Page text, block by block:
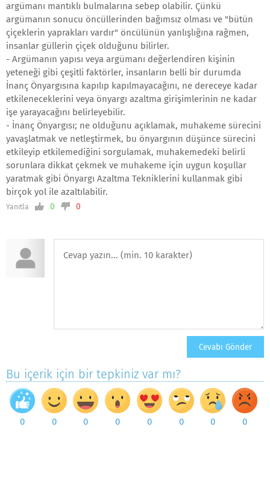
argümanı mantıklı bulmalarına sebep olabilir. Çünkü
argümanın sonucu öncüllerinden bağımsız olması ve "bütün
çiçeklerin yaprakları vardır" öncülünün yanlışlığına rağmen,
insanlar güllerin çiçek olduğunu bilirler.
- Argümanın yapısı veya argümanı değerlendiren kişinin
yeteneği gibi çeşitli faktörler, insanların belli bir durumda
İnanç Önyargısına kapılıp kapılmayacağını, ne dereceye kadar
etkileneceklerini veya önyargı azaltma girişimlerinin ne kadar
işe yarayacağını belirleyebilir.
- İnanç Önyargısı; ne olduğunu açıklamak, muhakeme sürecini
yavaşlatmak ve netleştirmek, bu önyargının düşünce sürecini
etkileyip etkilemediğini sorgulamak, muhakemedeki belirli
sorunlara dikkat çekmek ve muhakeme için uygun koşullar
yaratmak gibi Önyargı Azaltma Tekniklerini kullanmak gibi
birçok yol ile azaltılabilir.
Yanıtla 0 0
Bu içerik için bir tepkiniz var mı?
0 0 0 0 0 0 0 0